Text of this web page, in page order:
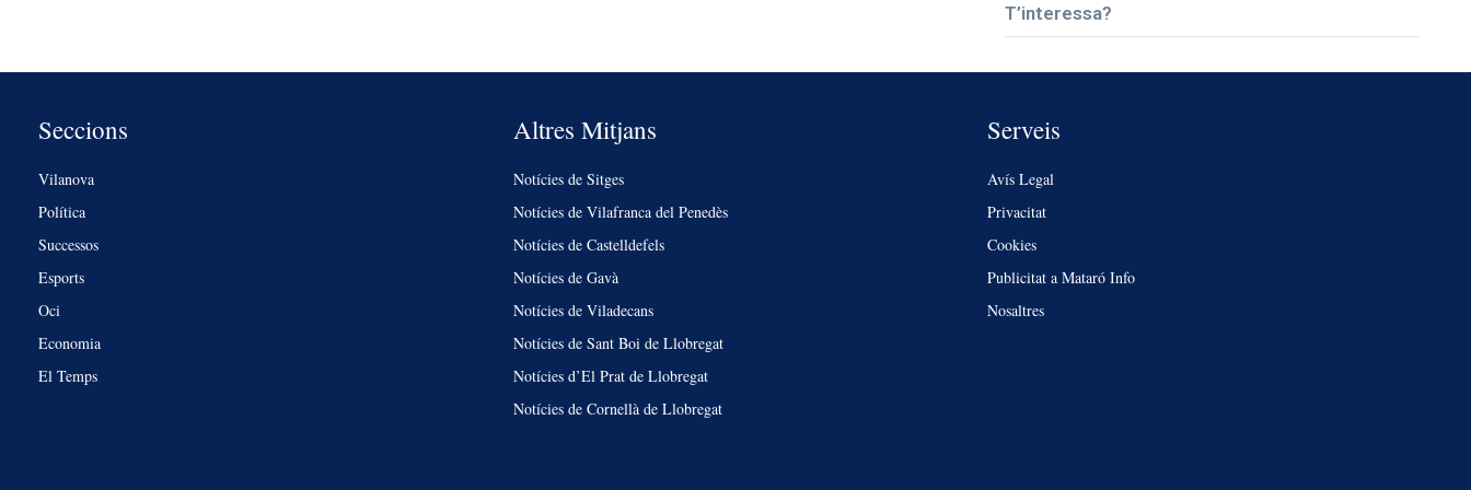
T’interessa?
Seccions
Vilanova
Política
Successos
Esports
Oci
Economia
El Temps
Altres Mitjans
Notícies de Sitges
Notícies de Vilafranca del Penedès
Notícies de Castelldefels
Notícies de Gavà
Notícies de Viladecans
Notícies de Sant Boi de Llobregat
Notícies d’El Prat de Llobregat
Notícies de Cornellà de Llobregat
Serveis
Avís Legal
Privacitat
Cookies
Publicitat a Mataró Info
Nosaltres